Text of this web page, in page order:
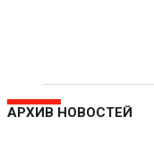
АРХИВ НОВОСТЕЙ